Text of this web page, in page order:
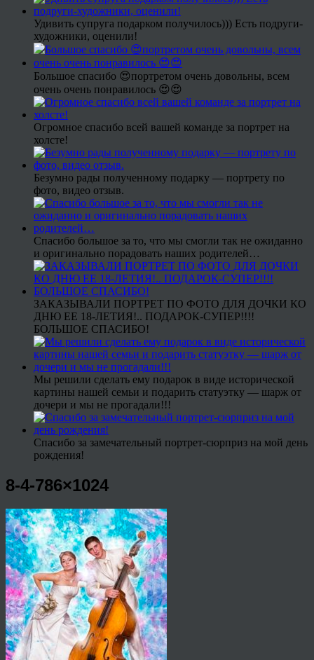
Удивить супруга подарком получилось))) Есть подруги-
художники, оценили!
Большое спасибо 😍портретом очень довольны, всем
очень очень понравилось 😍😍
Огромное спасибо всей вашей команде за портрет на
холсте!
Безумно рады полученному подарку — портрету по
фото, видео отзыв.
Спасибо большое за то, что мы смогли так не ожиданно
и оригинально порадовать наших родителей…
ЗАКАЗЫВАЛИ ПОРТРЕТ ПО ФОТО ДЛЯ ДОЧКИ КО
ДНЮ ЕЕ 18-ЛЕТИЯ!.. ПОДАРОК-СУПЕР!!!!
БОЛЬШОЕ СПАСИБО!
Мы решили сделать ему подарок в виде исторической
картины нашей семьи и подарить статуэтку — шарж от
дочери и мы не прогадали!!!
Спасибо за замечательный портрет-сюрприз на мой день
рождения!
8-4-786×1024